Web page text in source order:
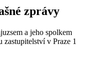
zprávy
a jeho spolkem
v Praze 1